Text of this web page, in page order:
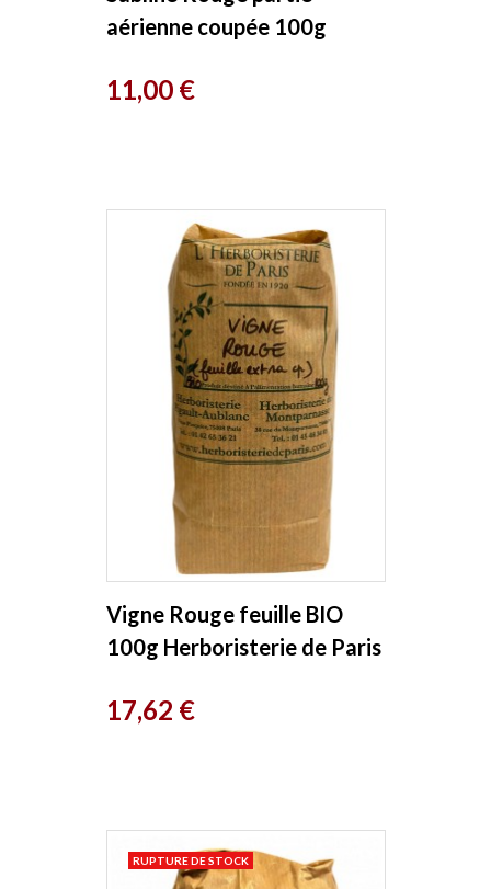
aérienne coupée 100g
Prix
11,00 €
Vigne Rouge feuille BIO
100g Herboristerie de Paris
Prix
17,62 €
RUPTURE DE STOCK